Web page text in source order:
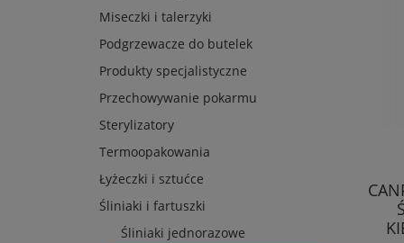
Miseczki i talerzyki
Podgrzewacze do butelek
Produkty specjalistyczne
Przechowywanie pokarmu
Sterylizatory
Termoopakowania
Łyżeczki i sztućce
Śliniaki i fartuszki
Śliniaki jednorazowe